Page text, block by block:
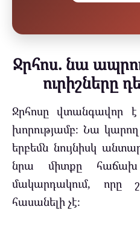
Ջրհոս. նա
ուրիշները
Ջրհոսը վտանգավոր
խորությամբ։ Նա
երբեմն նույնիսկ
նրա միտքը
մակարդակում, որը
հասանելի չէ։